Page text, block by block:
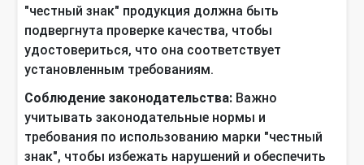
"честный знак" продукция должна быть
подвергнута проверке качества, чтобы
удостовериться, что она соответствует
установленным требованиям.
Соблюдение законодательства:Важно
учитывать законодательные нормы и
требования по использованию марки "честный
знак", чтобы избежать нарушений и обеспечить